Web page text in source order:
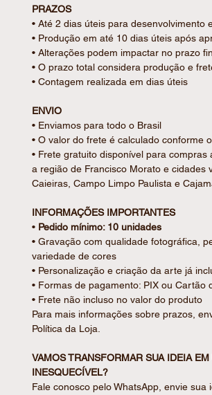
PRAZOS
• Até 2 dias úteis para desenvolvimento
• Produção em até 10 dias úteis após
• Alterações podem impactar no prazo
• O prazo total considera produção e
• Contagem realizada em dias úteis
ENVIO
• Enviamos para todo o Brasil
• O valor do frete é calculado conforme
• Frete gratuito disponível para
a região de Francisco Morato e cidades
Caieiras, Campo Limpo Paulista e
INFORMAÇÕES IMPORTANTES
• Pedido mínimo: 10 unidades
• Gravação com qualidade fotográfica,
variedade de cores
• Personalização e criação da arte já
• Formas de pagamento: PIX ou Cartão
• Frete não incluso no valor do produto
Para mais informações sobre prazos,
Política da Loja.
VAMOS TRANSFORMAR SUA IDEIA
INESQUECÍVEL?
Fale conosco pelo WhatsApp, envie